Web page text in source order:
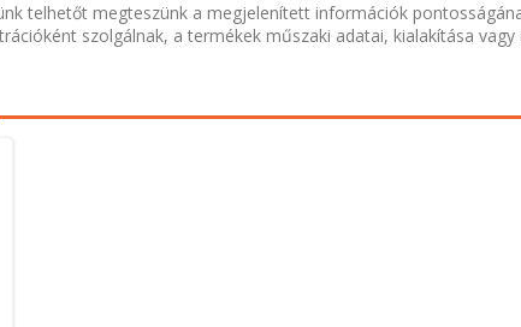
telhetőt megteszünk a megjelenített információk
szolgálnak, a termékek műszaki adatai, kialakítása